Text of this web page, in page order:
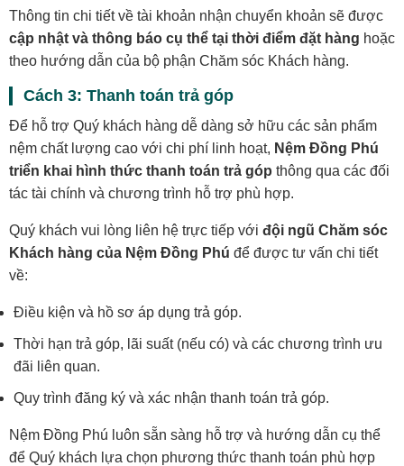
Thông tin chi tiết về tài khoản nhận chuyển khoản sẽ được
cập nhật và thông báo cụ thể tại thời điểm đặt hàng hoặc
theo hướng dẫn của bộ phận Chăm sóc Khách hàng.
Cách 3: Thanh toán trả góp
Để hỗ trợ Quý khách hàng dễ dàng sở hữu các sản phẩm
nệm chất lượng cao với chi phí linh hoạt, Nệm Đồng Phú
triển khai hình thức thanh toán trả góp thông qua các đối
tác tài chính và chương trình hỗ trợ phù hợp.
Quý khách vui lòng liên hệ trực tiếp với đội ngũ Chăm sóc
Khách hàng của Nệm Đồng Phú để được tư vấn chi tiết
về:
Điều kiện và hồ sơ áp dụng trả góp.
Thời hạn trả góp, lãi suất (nếu có) và các chương trình ưu
đãi liên quan.
Quy trình đăng ký và xác nhận thanh toán trả góp.
Nệm Đồng Phú luôn sẵn sàng hỗ trợ và hướng dẫn cụ thể
để Quý khách lựa chọn phương thức thanh toán phù hợp